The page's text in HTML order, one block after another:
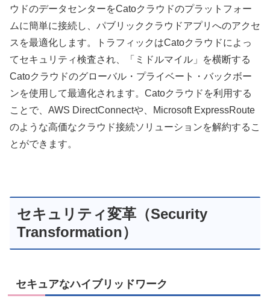
ウドのデータセンターをCatoクラウドのプラットフォー
ムに簡単に接続し、パブリッククラウドアプリへのアクセ
スを最適化します。トラフィックはCatoクラウドによっ
てセキュリティ検査され、「ミドルマイル」を横断する
Catoクラウドのグローバル・プライベート・バックボー
ンを使用して最適化されます。Catoクラウドを利用する
ことで、AWS DirectConnectや、Microsoft ExpressRoute
のような高価なクラウド接続ソリューションを解約するこ
とができます。
セキュリティ変革（Security
Transformation）
セキュアなハイブリッドワーク